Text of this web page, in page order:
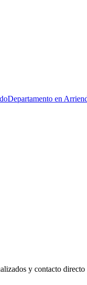
Departamento en
y contacto